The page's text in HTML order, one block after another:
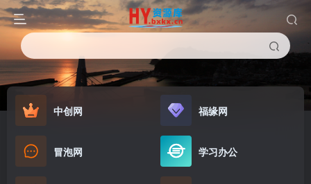
中创网 福缘网
冒泡网 学习办公